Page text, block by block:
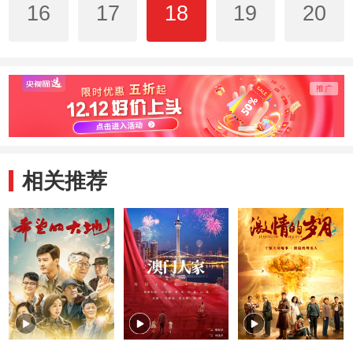
16 17 18 19 20
相关推荐